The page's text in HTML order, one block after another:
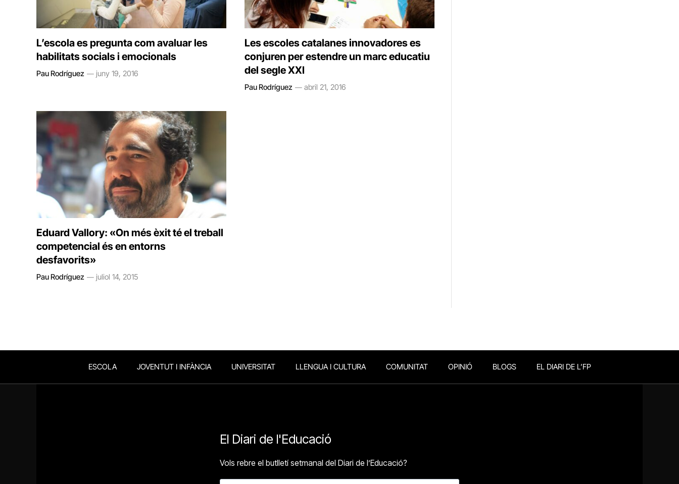
L’escola es pregunta com avaluar les
habilitats socials i emocionals
Pau Rodríguez juny 19, 2016
Les escoles catalanes innovadores es
conjuren per estendre un marc educatiu
del segle XXI
Pau Rodríguez abril 21, 2016
Eduard Vallory: «On més èxit té el treball
competencial és en entorns
desfavorits»
Pau Rodríguez juliol 14, 2015
ESCOLA JOVENTUT I INFÀNCIA UNIVERSITAT LLENGUA I CULTURA COMUNITAT OPINIÓ BLOGS EL DIARI DE L’FP